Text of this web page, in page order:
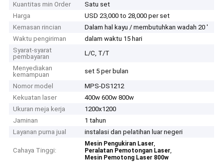
Kuantitas min Order
Satu set
Harga
USD 23,000 to 28,000 per set
Kemasan rincian
Dalam hal kayu / membutuhkan wadah 20 '
Waktu pengiriman
dalam waktu 15 hari
Syarat-syarat
pembayaran
L/C, T/T
Menyediakan
kemampuan
set 5 per bulan
Nomor model
MPS-DS1212
Kekuatan laser
400w 600w 800w
Ukuran meja kerja
1200x1200
Jaminan
1 tahun
Layanan purna jual
instalasi dan pelatihan luar negeri
Cahaya Tinggi:
Mesin Pengukiran Laser,
Peralatan Pemotongan Laser,
Mesin Pemotong Laser 800w